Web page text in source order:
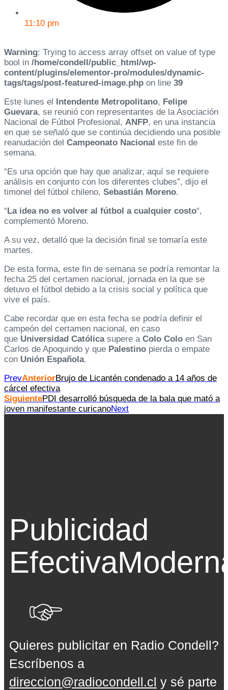
11:10 pm
Warning: Trying to access array offset on value of type
bool in /home/condell/public_html/wp-
content/plugins/elementor-pro/modules/dynamic-
tags/tags/post-featured-image.php on line 39
Este lunes el Intendente Metropolitano, Felipe
Guevara, se reunió con representantes de la Asociación
Nacional de Fútbol Profesional, ANFP, en una instancia
en que se señaló que se continúa decidiendo una posible
reanudación del Campeonato Nacional este fin de
semana.
“Es una opción que hay que analizar, aquí se requiere
análisis en conjunto con los diferentes clubes”, dijo el
timonel del fútbol chileno, Sebastián Moreno.
“La idea no es volver al fútbol a cualquier costo“,
complementó Moreno.
A su vez, detalló que la decisión final se tomaría este
martes.
De esta forma, este fin de semana se podría remontar la
fecha 25 del certamen nacional, jornada en la que se
detuvo el fútbol debido a la crisis social y política que
vive el país.
Cabe recordar que en esta fecha se podría definir el
campeón del certamen nacional, en caso
que Universidad Católica supere a Colo Colo en San
Carlos de Apoquindo y que Palestino pierda o empate
con Unión Española.
PrevAnteriorBrujo de Licantén condenado a 14 años de
cárcel efectiva
SiguientePDI desarrolló búsqueda de la bala que mató a
joven manifestante curicanoNext
Publicidad
Efectiva
Quieres publicitar en Radio Condell?
Escríbenos a
direccion@radiocondell.cl y sé parte